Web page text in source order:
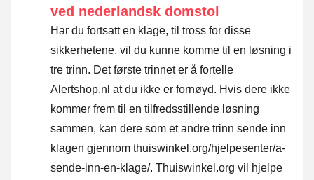
ved nederlandsk domstol
Har du fortsatt en klage, til tross for disse
sikkerhetene, vil du kunne komme til en løsning i
tre trinn. Det første trinnet er å fortelle
Alertshop.nl at du ikke er fornøyd. Hvis dere ikke
kommer frem til en tilfredsstillende løsning
sammen, kan dere som et andre trinn sende inn
klagen gjennom thuiswinkel.org/hjelpesenter/a-
sende-inn-en-klage/. Thuiswinkel.org vil hjelpe